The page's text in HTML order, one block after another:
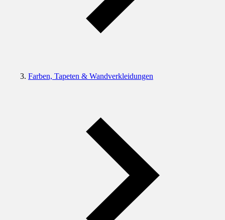
Farben, Tapeten & Wandverkleidungen